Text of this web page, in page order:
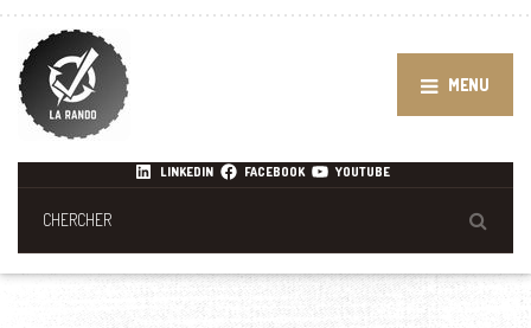
MENU
LINKEDIN FACEBOOK YOUTUBE